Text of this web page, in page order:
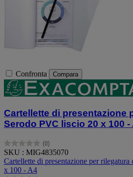
Confronta Compara
Cartellette di presentazione
Serodo PVC liscio 20 x 100 -
(0)
0.0
su
5
stelle.
SKU : MIG4835070
Cartellette di presentazione per
x 100 - A4